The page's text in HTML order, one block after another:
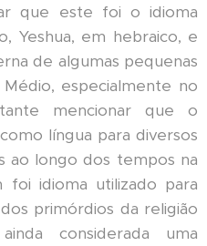
que este foi o idioma
Yeshua, em hebraico, e
de algumas pequenas
especialmente no
mencionar que o
língua para diversos
ao longo dos tempos na
foi idioma utilizado para
primórdios da religião
considerada uma